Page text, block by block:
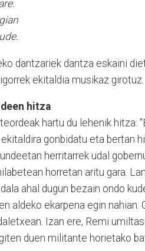
dantzariek dantza eskaini
ekitaldia musikaz girotuz.
hitza
hartu du lehenik hitza:
gonbidatu eta bertan
herritarrek udal
horretan aritu gara.
ahal dugun bezain ondo
aldeko ekarpena egin nahian.
Izan ere, Remi
duen militante horietako